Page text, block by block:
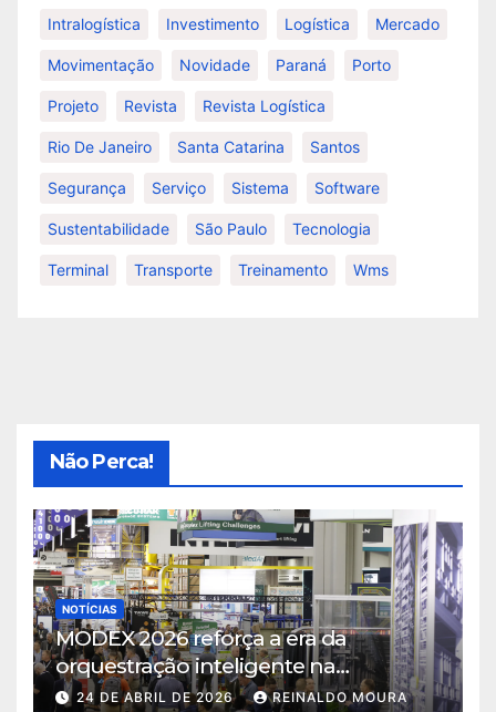
Intralogística Investimento Logística Mercado
Movimentação Novidade Paraná Porto
Projeto Revista Revista Logística
Rio De Janeiro Santa Catarina Santos
Segurança Serviço Sistema Software
Sustentabilidade São Paulo Tecnologia
Terminal Transporte Treinamento Wms
Não Perca!
NOTÍCIAS
MODEX 2026 reforça a era da
orquestração inteligente na
intralogística
24 DE ABRIL DE 2026 REINALDO MOURA